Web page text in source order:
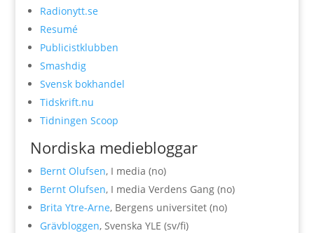
Radionytt.se
Resumé
Publicistklubben
Smashdig
Svensk bokhandel
Tidskrift.nu
Tidningen Scoop
Nordiska mediebloggar
Bernt Olufsen, I media (no)
Bernt Olufsen, I media Verdens Gang (no)
Brita Ytre-Arne, Bergens universitet (no)
Grävbloggen, Svenska YLE (sv/fi)